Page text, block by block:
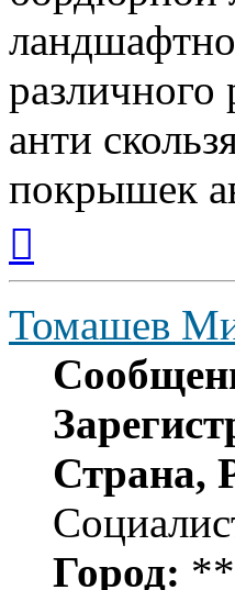
различного
анти
покрышек
началу
Томашев
Страна,
Город: